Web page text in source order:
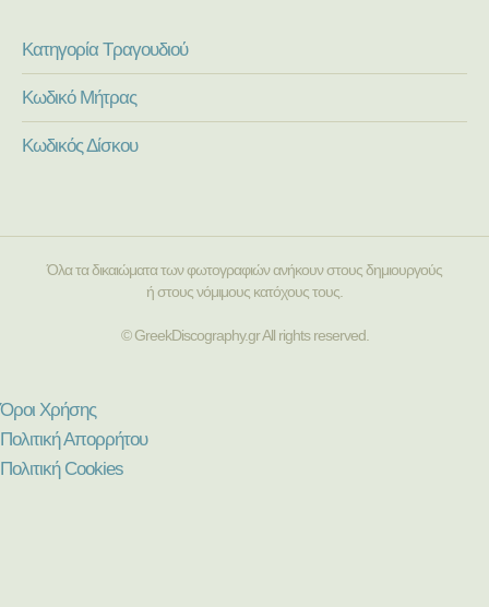
Κατηγορία Τραγουδιού
Κωδικό Μήτρας
Κωδικός Δίσκου
Όλα τα δικαιώματα των φωτογραφιών ανήκουν στους δημιουργούς
ή στους νόμιμους κατόχους τους.
© GreekDiscography.gr All rights reserved.
Όροι Χρήσης
Πολιτική Απορρήτου
Πολιτική Cookies